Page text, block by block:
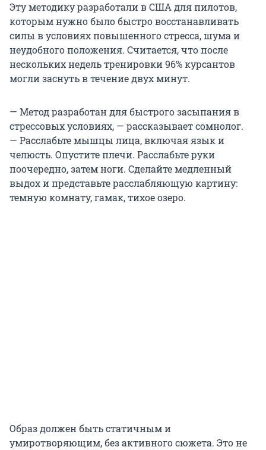
Эту методику разработали в США для пилотов,
которым нужно было быстро восстанавливать
силы в условиях повышенного стресса, шума и
неудобного положения. Считается, что после
нескольких недель тренировки 96% курсантов
могли заснуть в течение двух минут.
— Метод разработан для быстрого засыпания в
стрессовых условиях, — рассказывает сомнолог.
— Расслабьте мышцы лица, включая язык и
челюсть. Опустите плечи. Расслабьте руки
поочередно, затем ноги. Сделайте медленный
выдох и представьте расслабляющую картину:
темную комнату, гамак, тихое озеро.
Образ должен быть статичным и
умиротворяющим, без активного сюжета. Это не